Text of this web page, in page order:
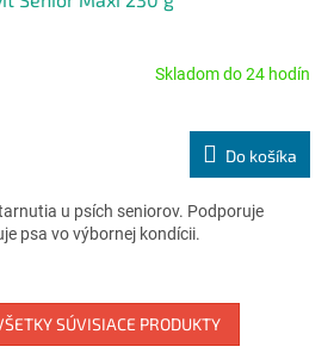
Skladom do 24 hodín
Do košíka
u psích seniorov. Podporuje
psa vo výbornej kondícii.
SÚVISIACE PRODUKTY